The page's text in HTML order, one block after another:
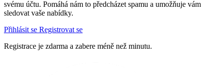
svému účtu. Pomáhá nám to předcházet spamu a umožňuje vám
sledovat vaše nabídky.
Přihlásit se Registrovat se
Registrace je zdarma a zabere méně než minutu.